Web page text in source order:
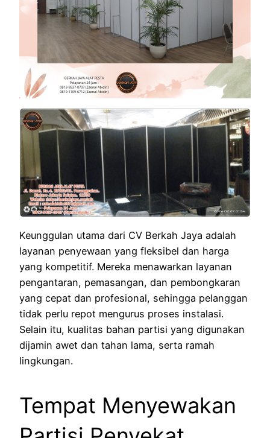
Keunggulan utama dari CV Berkah Jaya adalah
layanan penyewaan yang fleksibel dan harga
yang kompetitif. Mereka menawarkan layanan
pengantaran, pemasangan, dan pembongkaran
yang cepat dan profesional, sehingga pelanggan
tidak perlu repot mengurus proses instalasi.
Selain itu, kualitas bahan partisi yang digunakan
dijamin awet dan tahan lama, serta ramah
lingkungan.
Tempat Menyewakan